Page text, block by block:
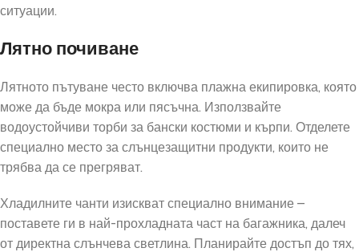
ситуации.
Лятно почиване
Лятното пътуване често включва плажна екипировка, която
може да бъде мокра или пясъчна. Използвайте
водоустойчиви торби за бански костюми и кърпи. Отделете
специално место за слънцезащитни продукти, които не
трябва да се прегряват.
Хладилните чанти изискват специално внимание –
поставете ги в най-прохладната част на багажника, далеч
от директна слънчева светлина. Планирайте достъп до тях,